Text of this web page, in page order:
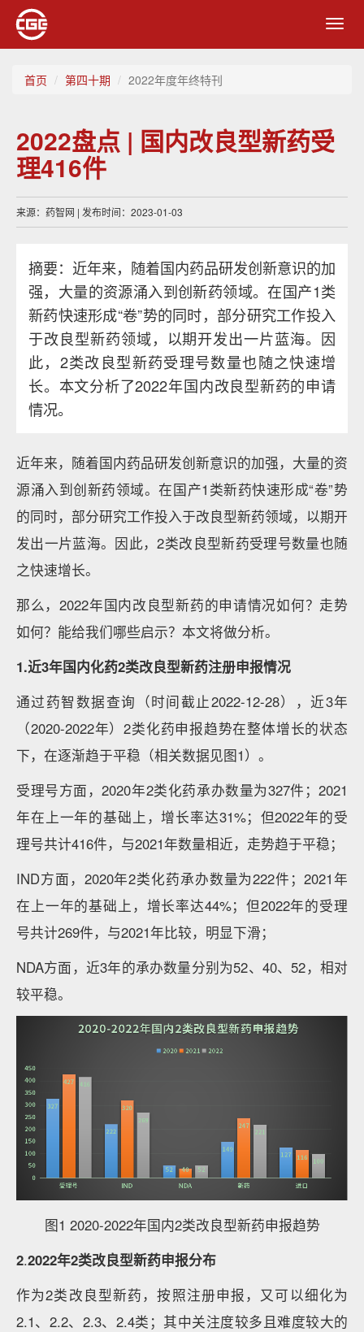
首页 第四十期 2022年度年终特刊
2022盘点 | 国内改良型新药受
理416件
来源：药智网 | 发布时间：2023-01-03
摘要：近年来，随着国内药品研发创新意识的加
强，大量的资源涌入到创新药领域。在国产1类
新药快速形成“卷”势的同时，部分研究工作投入
于改良型新药领域，以期开发出一片蓝海。因
此，2类改良型新药受理号数量也随之快速增
长。本文分析了2022年国内改良型新药的申请
情况。
近年来，随着国内药品研发创新意识的加强，大量的资
源涌入到创新药领域。在国产1类新药快速形成“卷”势
的同时，部分研究工作投入于改良型新药领域，以期开
发出一片蓝海。因此，2类改良型新药受理号数量也随
之快速增长。
那么，2022年国内改良型新药的申请情况如何？走势
如何？能给我们哪些启示？本文将做分析。
1.近3年国内化药2类改良型新药注册申报情况
通过药智数据查询（时间截止2022-12-28），近3年
（2020-2022年）2类化药申报趋势在整体增长的状态
下，在逐渐趋于平稳（相关数据见图1）。
受理号方面，2020年2类化药承办数量为327件；2021
年在上一年的基础上，增长率达31%；但2022年的受
理号共计416件，与2021年数量相近，走势趋于平稳；
IND方面，2020年2类化药承办数量为222件；2021年
在上一年的基础上，增长率达44%；但2022年的受理
号共计269件，与2021年比较，明显下滑；
NDA方面，近3年的承办数量分别为52、40、52，相对
较平稳。
图1 2020-2022年国内2类改良型新药申报趋势
2.2022年2类改良型新药申报分布
作为2类改良型新药，按照注册申报，又可以细化为
2.1、2.2、2.3、2.4类；其中关注度较多且难度较大的